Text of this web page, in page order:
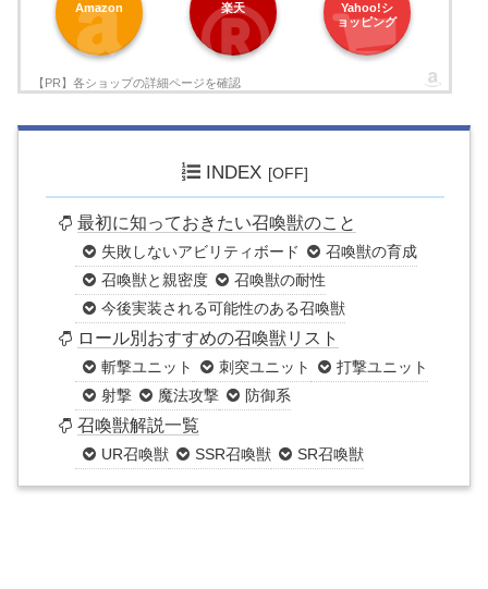
Amazon 楽天
Yahoo!シ
ョッピング
INDEX
最初に知っておきたい召喚獣のこと
失敗しないアビリティボード
召喚獣の育成
召喚獣と親密度
召喚獣の耐性
今後実装される可能性のある召喚獣
ロール別おすすめの召喚獣リスト
斬撃ユニット 刺突ユニット
打撃ユニット
射撃
魔法攻撃 防御系
召喚獣解説一覧
UR召喚獣 SSR召喚獣 SR召喚獣